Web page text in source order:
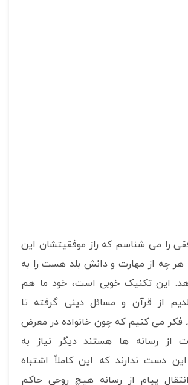
را می شناسم که راز موفقیتشان این
چه از مهارت و دانش بلد هست را به
این تکنیک خوبی است، خود ما هم
از قرآن و مسائل دینی گرفته تا
فکر می کنیم که چون خانواده در معرض
از رسانه ها هستند دیگر نیاز به
دست ندارند که این کاملاً اشتباه
پیام از رسانه هیچ روحی حاکم